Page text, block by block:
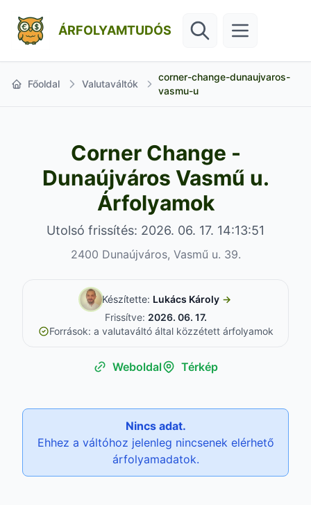
ÁRFOLYAMTUDÓS
Főoldal Valutaváltók
corner-change-dunaujvaros-
vasmu-u
Corner Change -
Dunaújváros Vasmű u.
Árfolyamok
Utolsó frissítés: 2026. 06. 17. 14:13:51
2400 Dunaújváros, Vasmű u. 39.
Készítette: Lukács Károly →
Frissítve: 2026. 06. 17.
Források: a valutaváltó által közzétett árfolyamok
Weboldal Térkép
Nincs adat.
Ehhez a váltóhoz jelenleg nincsenek elérhető
árfolyamadatok.